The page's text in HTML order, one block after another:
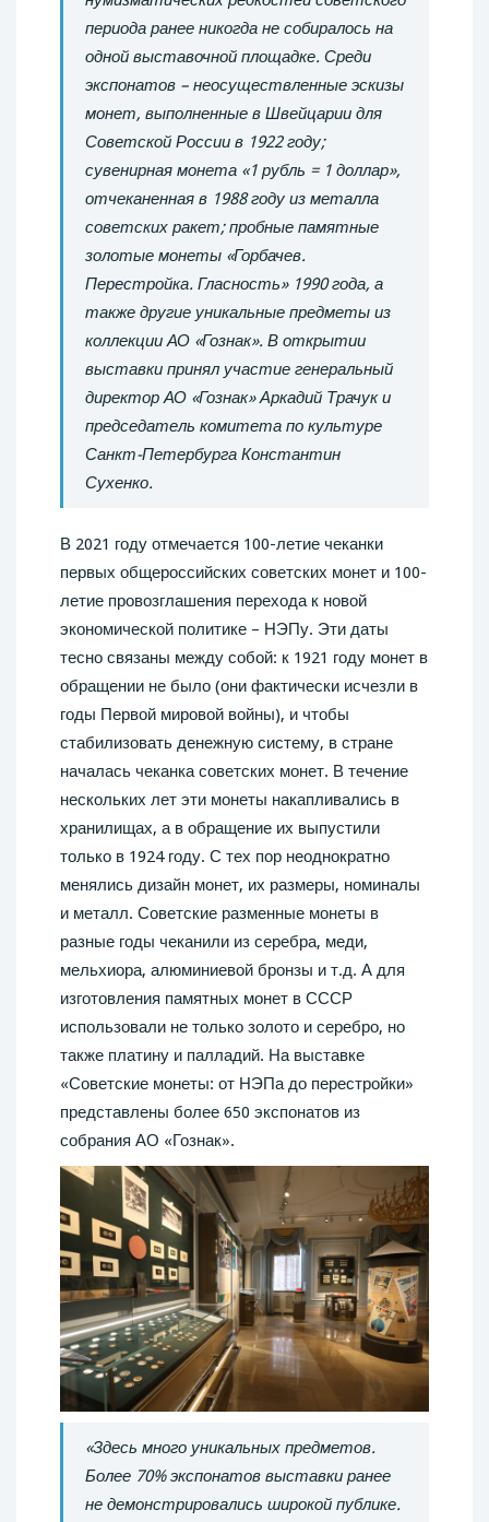
периода ранее никогда не собиралось на
одной выставочной площадке. Среди
экспонатов – неосуществленные эскизы
монет, выполненные в Швейцарии для
Советской России в 1922 году;
сувенирная монета «1 рубль = 1 доллар»,
отчеканенная в 1988 году из металла
советских ракет; пробные памятные
золотые монеты «Горбачев.
Перестройка. Гласность» 1990 года, а
также другие уникальные предметы из
коллекции АО «Гознак». В открытии
выставки принял участие генеральный
директор АО «Гознак» Аркадий Трачук и
председатель комитета по культуре
Санкт-Петербурга Константин
Сухенко.
В 2021 году отмечается 100-летие чеканки
первых общероссийских советских монет и 100-
летие провозглашения перехода к новой
экономической политике – НЭПу. Эти даты
тесно связаны между собой: к 1921 году монет в
обращении не было (они фактически исчезли в
годы Первой мировой войны), и чтобы
стабилизовать денежную систему, в стране
началась чеканка советских монет. В течение
нескольких лет эти монеты накапливались в
хранилищах, а в обращение их выпустили
только в 1924 году. С тех пор неоднократно
менялись дизайн монет, их размеры, номиналы
и металл. Советские разменные монеты в
разные годы чеканили из серебра, меди,
мельхиора, алюминиевой бронзы и т.д. А для
изготовления памятных монет в СССР
использовали не только золото и серебро, но
также платину и палладий. На выставке
«Советские монеты: от НЭПа до перестройки»
представлены более 650 экспонатов из
собрания АО «Гознак».
«Здесь много уникальных предметов.
Более 70% экспонатов выставки ранее
не демонстрировались широкой публике.